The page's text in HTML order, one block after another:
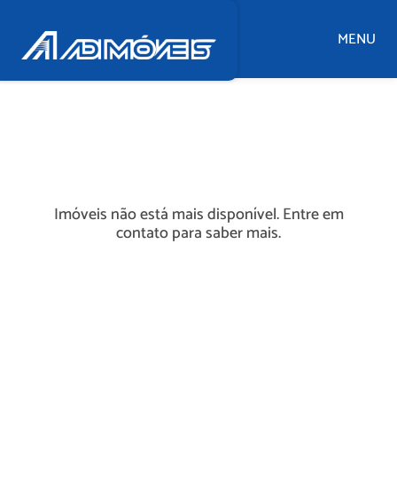
MENU
Imóveis não está mais disponível. Entre em
contato para saber mais.